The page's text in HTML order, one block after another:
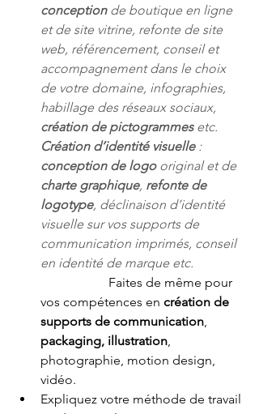
conception de boutique en ligne
et de site vitrine, refonte de site
web, référencement, conseil et
accompagnement dans le choix
de votre domaine, infographies,
habillage des réseaux sociaux,
création de pictogrammes etc.
Création d’identité visuelle :
conception de logo original et de
charte graphique, refonte de
logotype, déclinaison d’identité
visuelle sur vos supports de
communication imprimés, conseil
en identité de marque etc.
Faites de même pour
vos compétences en création de
supports de communication,
packaging, illustration,
photographie, motion design,
vidéo.
Expliquez votre méthode de travail